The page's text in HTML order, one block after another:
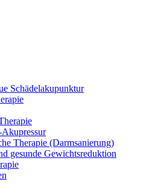
Schädelakupunktur
Therapie (Darmsanierung)
gesunde Gewichtsreduktion